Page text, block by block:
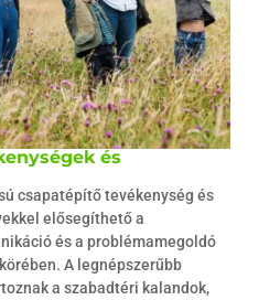
és
csapatépítő tevékenység és
elősegíthető a
és a problémamegoldó
A legnépszerűbb
a szabadtéri kalandok,